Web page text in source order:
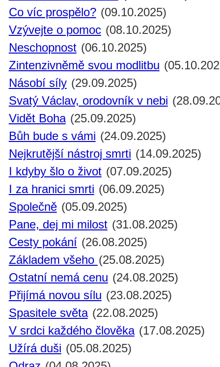
Co víc prospělo? (09.10.2025)
Vzývejte o pomoc (08.10.2025)
Neschopnost (06.10.2025)
Zintenzivněmě svou modlitbu
Násobí síly (29.09.2025)
Svatý Václav, orodovník v nebi
Vidět Boha (25.09.2025)
Bůh bude s vámi (24.09.2025)
Nejkrutější nástroj smrti (14.09.2025)
I kdyby šlo o život (07.09.2025)
I za hranici smrti (06.09.2025)
Společně (05.09.2025)
Pane, dej mi milost (31.08.2025)
Cesty pokání (26.08.2025)
Základem všeho (25.08.2025)
Ostatní nemá cenu (24.08.2025)
Přijímá novou sílu (23.08.2025)
Spasitele světa (22.08.2025)
V srdci každého člověka (17.08.2025)
Užírá duši (05.08.2025)